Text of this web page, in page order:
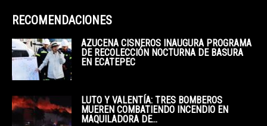
RECOMENDACIONES
AZUCENA CISNEROS INAUGURA PROGRAMA
DE RECOLECCIÓN NOCTURNA DE BASURA
EN ECATEPEC
LUTO Y VALENTÍA: TRES BOMBEROS
MUEREN COMBATIENDO INCENDIO EN
MAQUILADORA DE...